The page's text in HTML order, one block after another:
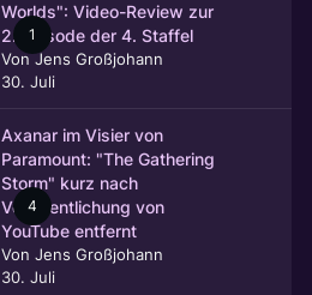
1
Worlds": Video-Review zur
2. Episode der 4. Staffel
VonJens Großjohann
30. Juli
4
Axanar im Visier von
Paramount: "The Gathering
Storm" kurz nach
Veröffentlichung von
YouTube entfernt
Von Jens Großjohann
30. Juli